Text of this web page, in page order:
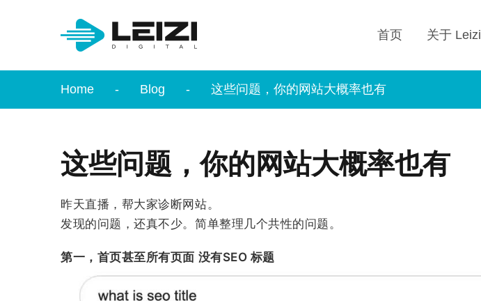
首页 关于 Leizi
Home Blog 这些问题，你的网站大概率也有
这些问题，你的网站大概率也有
昨天直播，帮大家诊断网站。
发现的问题，还真不少。简单整理几个共性的问题。
第一，首页甚至所有页面 没有SEO 标题